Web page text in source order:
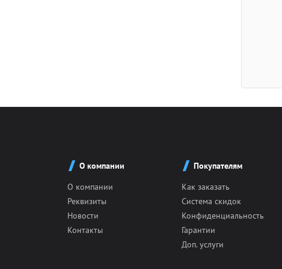
О компании
О компании
Реквизиты
Новости
Контакты
Покупателям
Как заказать
Система скидок
Конфиденциальность
Гарантии
Доп. услуги